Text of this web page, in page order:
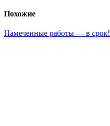
Похожие
Намеченные работы — в срок!